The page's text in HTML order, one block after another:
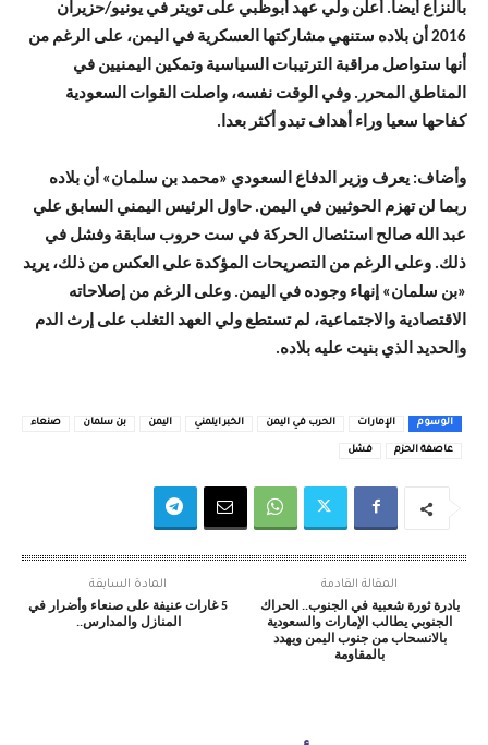
بالنزاع أيضا. أعلن ولي عهد أبوظبي على تويتر في يونيو/حزيران
2016 أن بلاده ستنهي مشاركتها العسكرية في اليمن، على الرغم من
أنها ستواصل مراقبة الترتيبات السياسية وتمكين اليمنيين في
المناطق المحرر. وفي الوقت نفسه، واصلت القوات السعودية
كفاحها سعيا وراء أهداف تبدو أكثر بعدا.
وأضاف: يعرف وزير الدفاع السعودي «محمد بن سلمان» أن بلاده
ربما لن تهزم الحوثيين في اليمن. حاول الرئيس اليمني السابق علي
عبد الله صالح استئصال الحركة في ست حروب سابقة وفشل في
ذلك. وعلى الرغم من التصريحات المؤكدة على العكس من ذلك، يريد
«بن سلمان» إنهاء وجوده في اليمن. وعلى الرغم من إصلاحاته
الاقتصادية والاجتماعية، لم تستطع ولي العهد التغلب على إرث الدم
والحديد الذي بنيت عليه بلاده.
الوسوم الإمارات الحرب في اليمن الخبر ايلمني اليمن بن سلمان صنعاء
عاصفة الحزم فشل
المادة السابقة
5 غارات عنيفة على صنعاء وأضرار في
المنازل والمدارس..
المقالة القادمة
بادرة ثورة شعبية في الجنوب.. الحراك
الجنوبي يطالب الإمارات والسعودية
بالانسحاب من جنوب اليمن ويهدد
بالمقاومة